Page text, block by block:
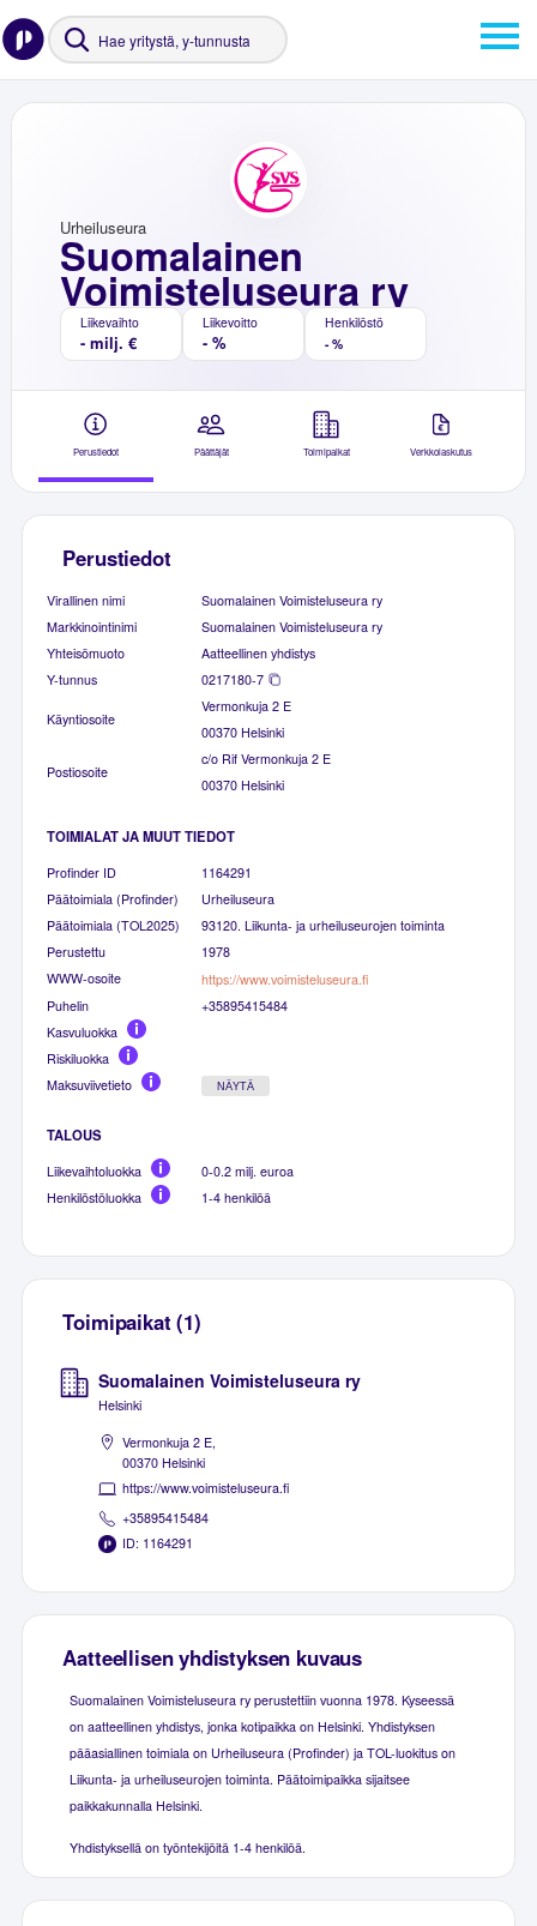
Suomalainen
Voimisteluseura ry
Urheiluseura
Liikevaihto
- milj. €
Liikevoitto
- %
Henkilöstö
- %
Perustiedot Päättäjät Toimipaikat Verkkolaskutus
Perustiedot
Virallinen nimi
Suomalainen Voimisteluseura ry
Markkinointinimi
Suomalainen Voimisteluseura ry
Yhteisömuoto
Aatteellinen yhdistys
Y-tunnus
0217180-7
Käyntiosoite
Vermonkuja 2 E
00370 Helsinki
Postiosoite
c/o Rif Vermonkuja 2 E
00370 Helsinki
TOIMIALAT JA MUUT TIEDOT
Profinder ID
1164291
Päätoimiala (Profinder)
Urheiluseura
Päätoimiala (TOL2025)
93120. Liikunta- ja urheiluseurojen toiminta
Perustettu
1978
WWW-osoite
https://www.voimisteluseura.fi
Puhelin
+35895415484
Kasvuluokka
Riskiluokka
Maksuviivetieto
NÄYTÄ
TALOUS
Liikevaihtoluokka
0-0.2 milj. euroa
Henkilöstöluokka
1-4 henkilöä
Toimipaikat (1)
Suomalainen Voimisteluseura ry
Helsinki
Vermonkuja 2 E,
00370 Helsinki
https://www.voimisteluseura.fi
+35895415484
ID: 1164291
Aatteellisen yhdistyksen kuvaus
Suomalainen Voimisteluseura ry perustettiin vuonna 1978. Kyseessä
on aatteellinen yhdistys, jonka kotipaikka on Helsinki. Yhdistyksen
pääasiallinen toimiala on Urheiluseura (Profinder) ja TOL-luokitus on
Liikunta- ja urheiluseurojen toiminta. Päätoimipaikka sijaitsee
paikkakunnalla Helsinki.
Yhdistyksellä on työntekijöitä 1-4 henkilöä.